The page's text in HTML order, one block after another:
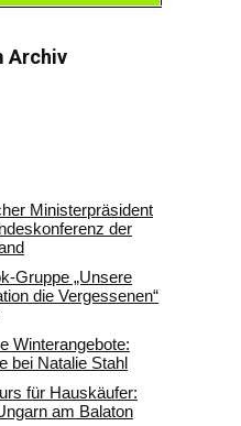
Archiv
Ministerpräsident
der
Gruppe „Unsere
die Vergessenen“
Winterangebote:
bei Natalie Stahl
für Hauskäufer:
am Balaton